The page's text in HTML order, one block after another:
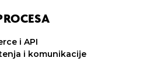
i API
i komunikacije